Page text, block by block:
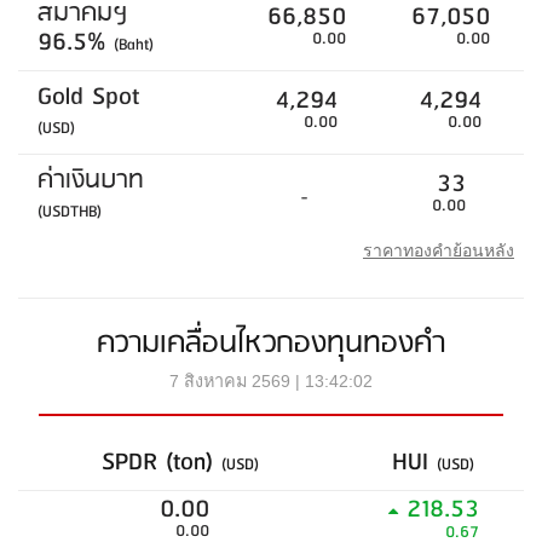
สมาคมฯ
96.5% (Baht)
66,850
0.00
67,050
0.00
Gold Spot
(USD)
4,294
0.00
4,294
0.00
ค่าเงินบาท
(USDTHB) - 33
0.00
ราคาทองคำย้อนหลัง
ความเคลื่อนไหวกองทุนทองคำ
7 สิงหาคม 2569 | 13:42:02
SPDR (ton) (USD) HUI (USD)
0.00
0.00
218.53
0.67